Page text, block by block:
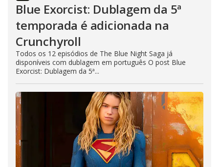
Blue Exorcist: Dublagem da 5ª
temporada é adicionada na
Crunchyroll
Todos os 12 episódios de The Blue Night Saga já
disponíveis com dublagem em português O post Blue
Exorcist: Dublagem da 5ª...